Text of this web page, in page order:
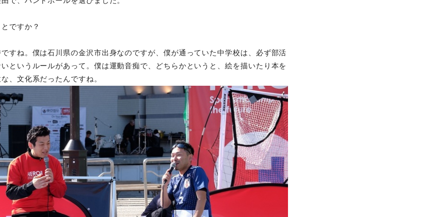
ですか？
ですね。僕は石川県の金沢市出身なのですが、僕が通っていた中学校は、必ず部活
というルールがあって。僕は運動音痴で、どちらかというと、絵を描いたり本を
、文化系だったんですね。